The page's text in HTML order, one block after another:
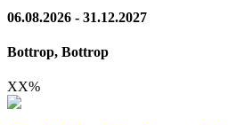
06.08.2026 - 31.12.2027
Bottrop, Bottrop
XX%